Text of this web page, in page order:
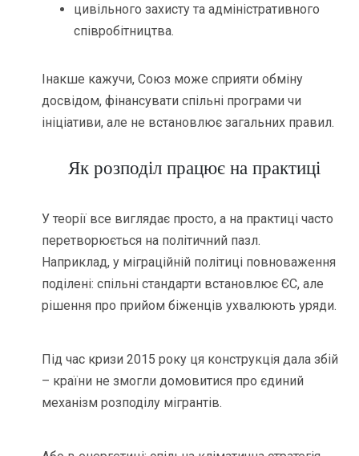
цивільного захисту та адміністративного
співробітництва.
Інакше кажучи, Союз може сприяти обміну
досвідом, фінансувати спільні програми чи
ініціативи, але не встановлює загальних правил.
Як розподіл працює на практиці
У теорії все виглядає просто, а на практиці часто
перетворюється на політичний пазл.
Наприклад, у міграційній політиці повноваження
поділені: спільні стандарти встановлює ЄС, але
рішення про прийом біженців ухвалюють уряди.
Під час кризи 2015 року ця конструкція дала збій
– країни не змогли домовитися про єдиний
механізм розподілу мігрантів.